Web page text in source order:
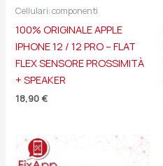
Cellulari: componenti
100% ORIGINALE APPLE
IPHONE 12 / 12 PRO – FLAT
FLEX SENSORE PROSSIMITÀ
+ SPEAKER
18,90 €